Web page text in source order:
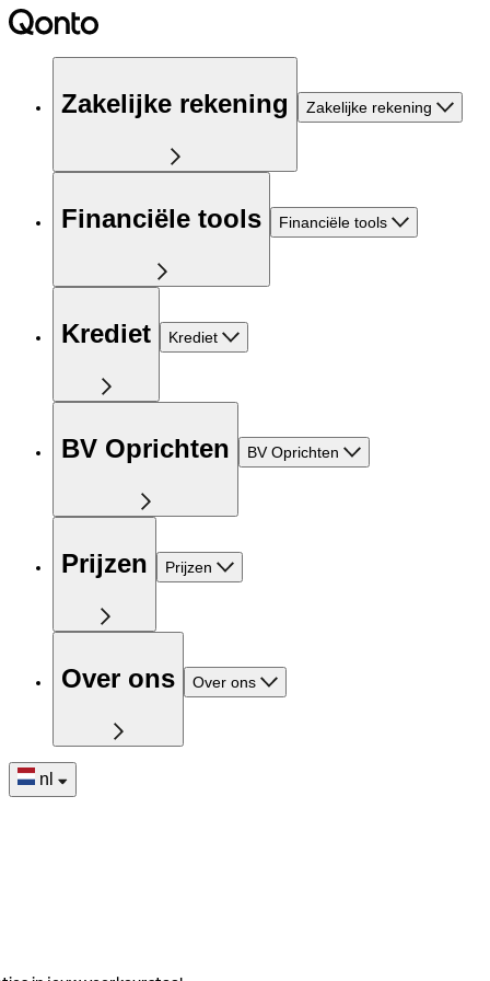
Zakelijke rekening Zakelijke rekening
Financiële tools Financiële tools
Krediet Krediet
BV Oprichten BV Oprichten
Prijzen Prijzen
Over ons Over ons
nl